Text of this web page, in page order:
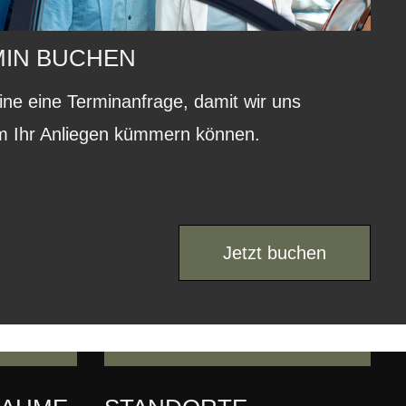
BUCHEN
eine Terminanfrage, damit wir uns
Ihr Anliegen kümmern können.
Jetzt buchen